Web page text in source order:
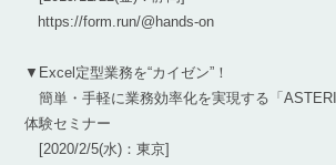
https://form.run/@hands-on
▼Excel定型業務を“カイゼン”！
簡単・手軽に業務効率化を実現する「
体験セミナー
[2020/2/5(水)：東京]